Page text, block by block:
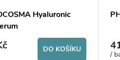
Hyaluronic
DO KOŠÍKU
/